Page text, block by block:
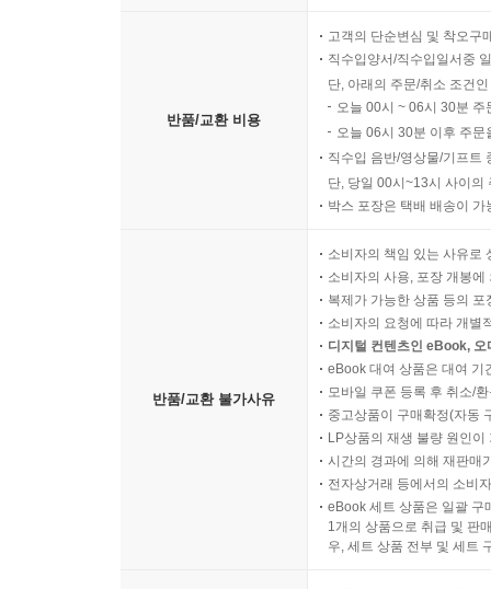
반품/교환 비용
고객의 단순변심 및 착오구
직수입양서/직수입일서중
단, 아래의 주문/취소 조건
오늘 00시 ~ 06시 30분
오늘 06시 30분 이후 주
직수입 음반/영상물/기프트
단, 당일 00시~13시 사이의
박스 포장은 택배 배송이
반품/교환 불가사유
소비자의 책임 있는 사유로
소비자의 사용, 포장 개봉
복제가 가능한 상품 등의
소비자의 요청에 따라 개별
디지털 컨텐츠인 eBook,
eBook 대여 상품은 대여 기
모바일 쿠폰 등록 후 취소/
중고상품이 구매확정(자동
LP상품의 재생 불량 원인
시간의 경과에 의해 재판매
전자상거래 등에서의 소비
eBook 세트 상품은 일괄 구
1개의 상품으로 취급 및 판
우, 세트 상품 전부 및 세트